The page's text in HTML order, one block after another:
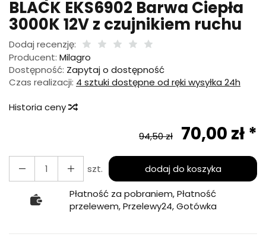
BLACK EKS6902 Barwa Ciepła
3000K 12V z czujnikiem ruchu
Dodaj recenzję:
Producent: Milagro
Dostępność: Zapytaj o dostępność
Czas realizacji: 4 sztuki dostępne od ręki wysyłka 24h
Historia ceny
94,50 zł 70,00 zł *
szt.
dodaj do koszyka
Płatność za pobraniem, Płatność
przelewem, Przelewy24, Gotówka